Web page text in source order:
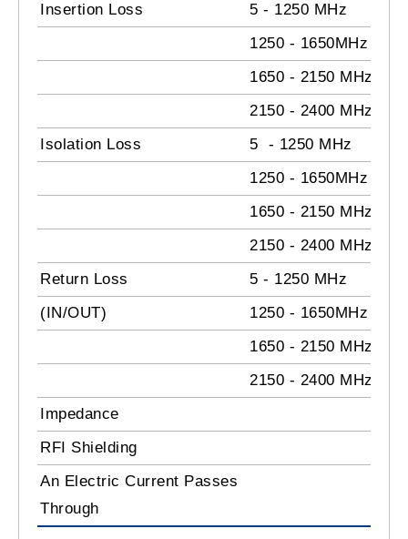
Insertion Loss
5 - 1250 MHz
1250 - 1650MHz
1650 - 2150 MHz
2150 - 2400 MHz
Isolation Loss
5 - 1250 MHz
1250 - 1650MHz
1650 - 2150 MHz
2150 - 2400 MHz
Return Loss
5 - 1250 MHz
(IN/OUT)
1250 - 1650MHz
1650 - 2150 MHz
2150 - 2400 MHz
Impedance
RFI Shielding
An Electric Current Passes
Through